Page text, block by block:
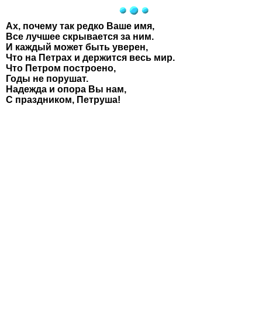
Ах, почему так редко Ваше имя,
Все лучшее скрывается за ним.
И каждый может быть уверен,
Что на Петрах и держится весь мир.
Что Петром построено,
Годы не порушат.
Надежда и опора Вы нам,
С праздником, Петруша!